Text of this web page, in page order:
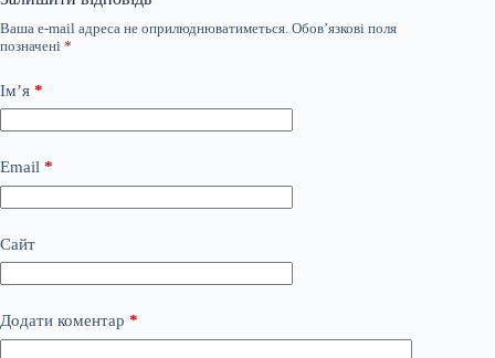
Ваша e-mail адреса не оприлюднюватиметься. Обов’язкові поля
позначені *
Ім’я *
Email *
Сайт
Додати коментар *